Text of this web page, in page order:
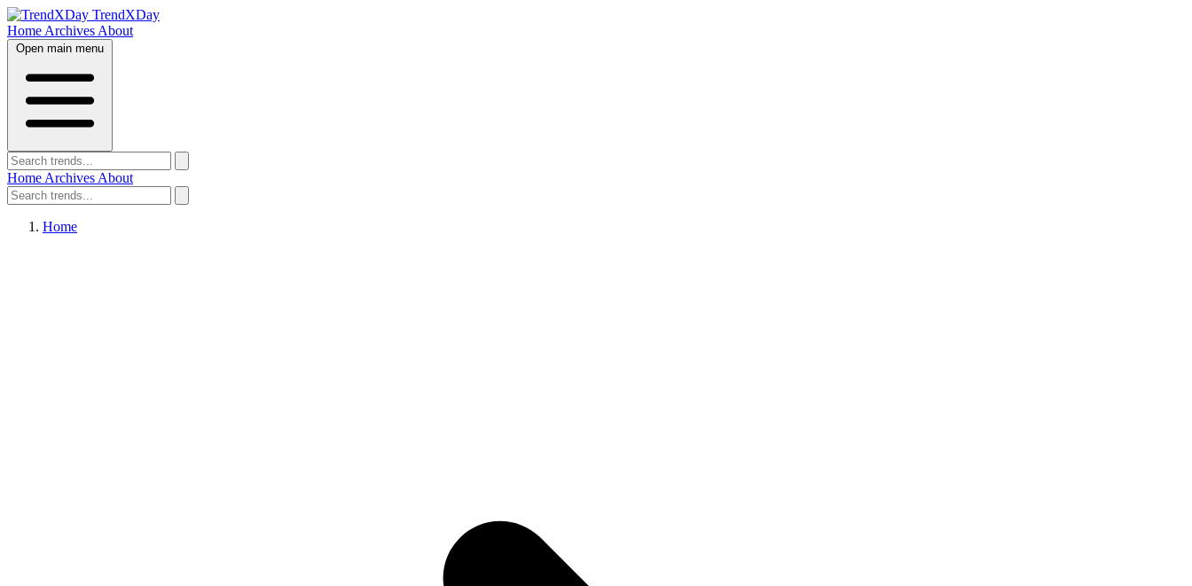
TrendXDay
Home Archives About
Open main menu
Home Archives About
Home